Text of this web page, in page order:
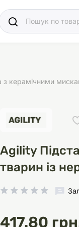
з керамічними
Agility
тварин із
417.80